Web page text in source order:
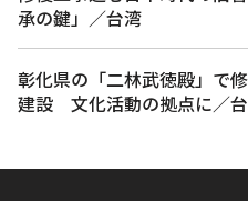
承の鍵」／台湾
彰化県の「二林武徳殿」で
建設 文化活動の拠点に／